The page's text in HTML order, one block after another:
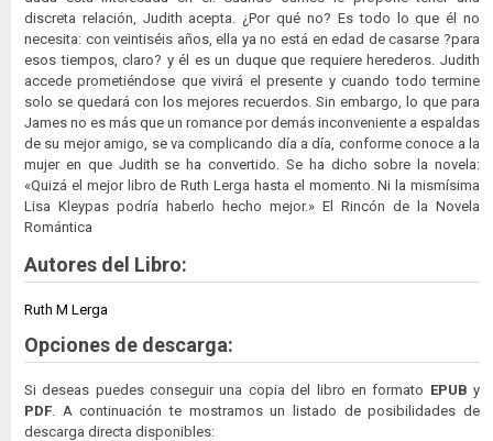
discreta relación, Judith acepta. ¿Por qué no? Es todo lo que él no
necesita: con veintiséis años, ella ya no está en edad de casarse ?para
esos tiempos, claro? y él es un duque que requiere herederos. Judith
accede prometiéndose que vivirá el presente y cuando todo termine
solo se quedará con los mejores recuerdos. Sin embargo, lo que para
James no es más que un romance por demás inconveniente a espaldas
de su mejor amigo, se va complicando día a día, conforme conoce a la
mujer en que Judith se ha convertido. Se ha dicho sobre la novela:
«Quizá el mejor libro de Ruth Lerga hasta el momento. Ni la mismísima
Lisa Kleypas podría haberlo hecho mejor.» El Rincón de la Novela
Romántica
Autores del Libro:
Ruth M Lerga
Opciones de descarga:
Si deseas puedes conseguir una copia del libro en formato EPUB y
PDF . A continuación te mostramos un listado de posibilidades de
descarga directa disponibles: